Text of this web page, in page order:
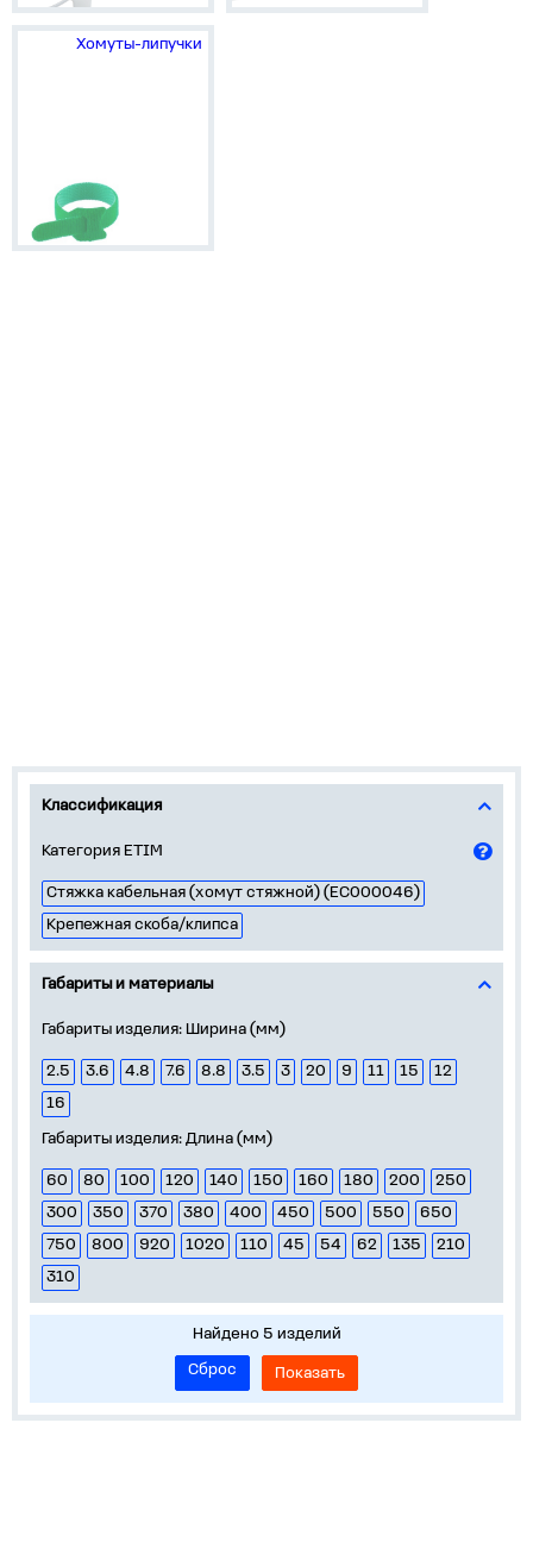
Классификация
Категория ETIM
Стяжка кабельная (хомут стяжной) (EC000046)
Крепежная скоба/клипса
Габариты и материалы
Габариты изделия: Ширина (мм)
2.5 3.6 4.8 7.6 8.8 3.5 3 20 9 11 15
12
16
Габариты изделия: Длина (мм)
60 80 100 120 140 150 160 180 200
250
300
350 370 380 400 450 500 550
650
750
800 920 1020 110 45 54 62 135
210
310
Найдено 5 изделий
Сброс
Показать
Хомуты-липучки